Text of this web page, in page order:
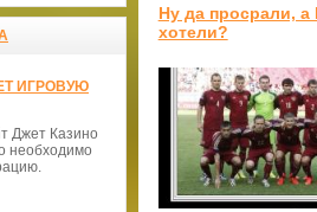
ИГРОВУЮ
Джет Казино
необходимо
Ну да просрали, а
хотели?